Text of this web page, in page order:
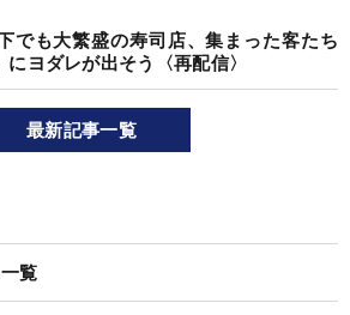
でも大繁盛の寿司店、集まった客たち
ヨダレが出そう〈再配信〉
最新記事一覧
覧